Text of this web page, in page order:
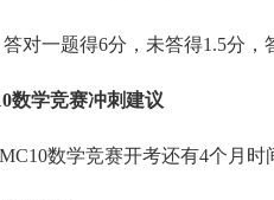
对一题得6分，未答得1.5分，
数学竞赛冲刺建议
数学竞赛开考还有4个月